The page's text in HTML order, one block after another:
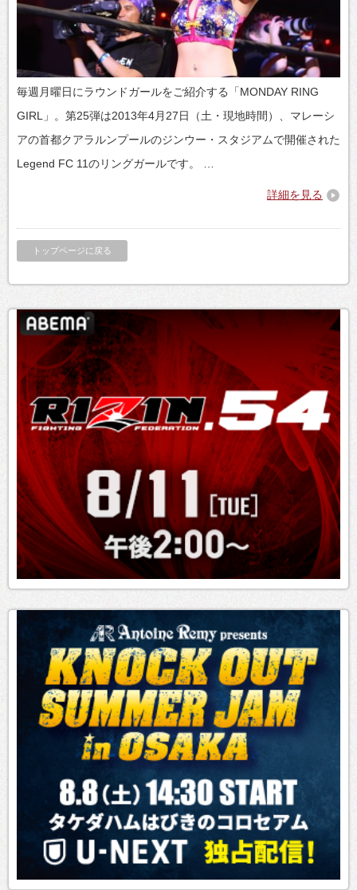
毎週月曜日にラウンドガールをご紹介する「MONDAY RING
GIRL」。第25弾は2013年4月27日（土・現地時間）、マレーシ
アの首都クアラルンプールのジンウー・スタジアムで開催された
Legend FC 11のリングガールです。 …
詳細を見る
トップページに戻る